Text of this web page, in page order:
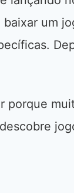
um
porque